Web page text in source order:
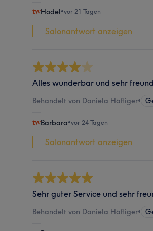
Hodel•vor 21 Tagen
Salonantwort anzeigen
Alles wunderbar und sehr
Behandelt von Daniela Häfliger•
Barbara•vor 24 Tagen
Salonantwort anzeigen
Sehr guter Service und sehr
Behandelt von Daniela Häfliger•